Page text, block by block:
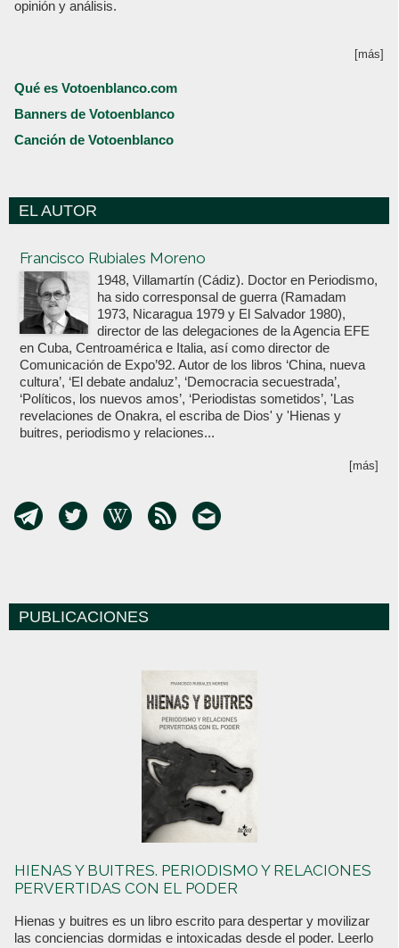
opinión y análisis.
[más]
Qué es Votoenblanco.com
Banners de Votoenblanco
Canción de Votoenblanco
EL AUTOR
Francisco Rubiales Moreno
1948, Villamartín (Cádiz). Doctor en Periodismo,
ha sido corresponsal de guerra (Ramadam
1973, Nicaragua 1979 y El Salvador 1980),
director de las delegaciones de la Agencia EFE
en Cuba, Centroamérica e Italia, así como director de
Comunicación de Expo’92. Autor de los libros ‘China, nueva
cultura’, ‘El debate andaluz’, ‘Democracia secuestrada’,
‘Políticos, los nuevos amos’, ‘Periodistas sometidos’, 'Las
revelaciones de Onakra, el escriba de Dios' y 'Hienas y
buitres, periodismo y relaciones...
[más]
PUBLICACIONES
HIENAS Y BUITRES. PERIODISMO Y RELACIONES
PERVERTIDAS CON EL PODER
Hienas y buitres es un libro escrito para despertar y movilizar
las conciencias dormidas e intoxicadas desde el poder. Leerlo